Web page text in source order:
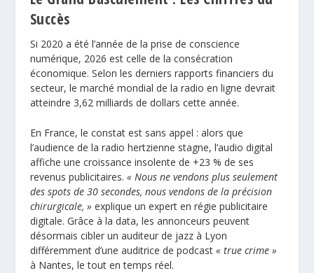
Succès
Si 2020 a été l’année de la prise de conscience
numérique, 2026 est celle de la consécration
économique. Selon les derniers rapports financiers du
secteur, le marché mondial de la radio en ligne devrait
atteindre 3,62 milliards de dollars cette année.
En France, le constat est sans appel : alors que
l’audience de la radio hertzienne stagne, l’audio digital
affiche une croissance insolente de +23 % de ses
revenus publicitaires. « Nous ne vendons plus seulement
des spots de 30 secondes, nous vendons de la précision
chirurgicale, » explique un expert en régie publicitaire
digitale. Grâce à la data, les annonceurs peuvent
désormais cibler un auditeur de jazz à Lyon
différemment d’une auditrice de podcast « true crime »
à Nantes, le tout en temps réel.